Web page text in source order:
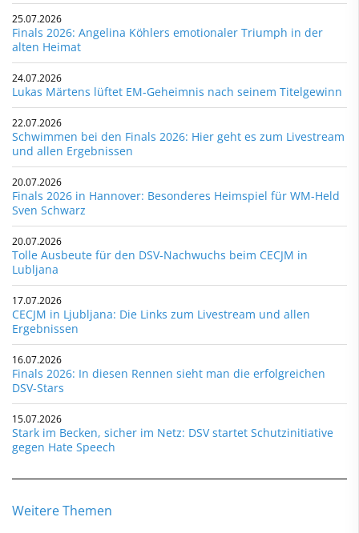
25.07.2026
Finals 2026: Angelina Köhlers emotionaler Triumph in der
alten Heimat
24.07.2026
Lukas Märtens lüftet EM-Geheimnis nach seinem Titelgewinn
22.07.2026
Schwimmen bei den Finals 2026: Hier geht es zum Livestream
und allen Ergebnissen
20.07.2026
Finals 2026 in Hannover: Besonderes Heimspiel für WM-Held
Sven Schwarz
20.07.2026
Tolle Ausbeute für den DSV-Nachwuchs beim CECJM in
Lubljana
17.07.2026
CECJM in Ljubljana: Die Links zum Livestream und allen
Ergebnissen
16.07.2026
Finals 2026: In diesen Rennen sieht man die erfolgreichen
DSV-Stars
15.07.2026
Stark im Becken, sicher im Netz: DSV startet Schutzinitiative
gegen Hate Speech
Weitere Themen